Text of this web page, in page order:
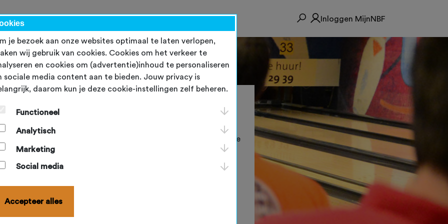
Inloggen MijnNBF
NBF-evenementenOndersteuningTopsportWord lid
NTL
met je (vrienden)team op jouw eigen niveau en ervaar de
en uitdaging van de NTL. Acht keer per jaar een gezellige
pad, bowlen in andere bowlingcentra en op andere
en dan ook nog eens met bowlers en teams van jouw
kun je altijd contact opnemen met
je bezoek aan onze websites optimaal te laten verlopen,
wij gebruik van cookies. Cookies om het verkeer te
en cookies om (advertentie)inhoud te personaliseren
sociale media content aan te bieden. Jouw privacy is
daarom kun je deze cookie-instellingen zelf beheren.
Functioneel
Analytisch
Marketing
Social media
Accepteer alles